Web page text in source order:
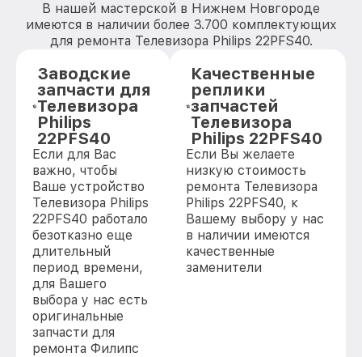
В нашей мастерской в Нижнем Новгороде
имеются в наличии более 3.700 комплектующих
для ремонта Телевизора Philips 22PFS40.
Заводские
запчасти для
Телевизора
Philips
22PFS40
Если для Вас
важно, чтобы
Ваше устройство
Телевизора Philips
22PFS40 работало
безотказно еще
длительный
период времени,
для Вашего
выбора у нас есть
оригинальные
запчасти для
ремонта Филипс
Качественные
реплики
запчастей
Телевизора
Philips 22PFS40
Если Вы желаете
низкую стоимость
ремонта Телевизора
Philips 22PFS40, к
Вашему выбору у нас
в наличии имеются
качественные
заменители